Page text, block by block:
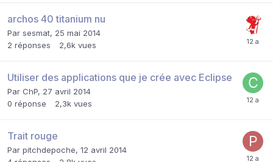
archos 40 titanium nu
Par sesmat, 25 mai 2014
2 réponses 2,6k vues
Utiliser des applications que je crée avec Eclipse
Par ChP, 27 avril 2014
0 réponse 2,3k vues
Trait rouge
Par pitchdepoche, 12 avril 2014